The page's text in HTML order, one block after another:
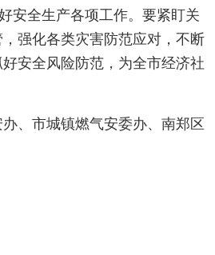
安全生产各项工作。要紧盯关
强化各类灾害防范应对，不断
安全风险防范，为全市经济社
、市城镇燃气安委办、南郑区